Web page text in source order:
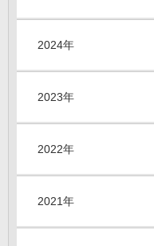
2024年
2023年
2022年
2021年